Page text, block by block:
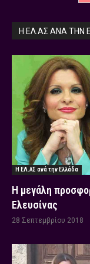
Η ΕΛ.ΑΣ ΑΝΆ ΤΗΝ
Η ΕΛ.ΑΣ ανά την Ελλάδα
Η μεγάλη
Ελευσίνας
28 Σεπτεμβρίου 2018